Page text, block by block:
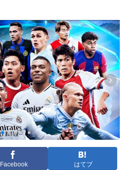
Facebook はてブ